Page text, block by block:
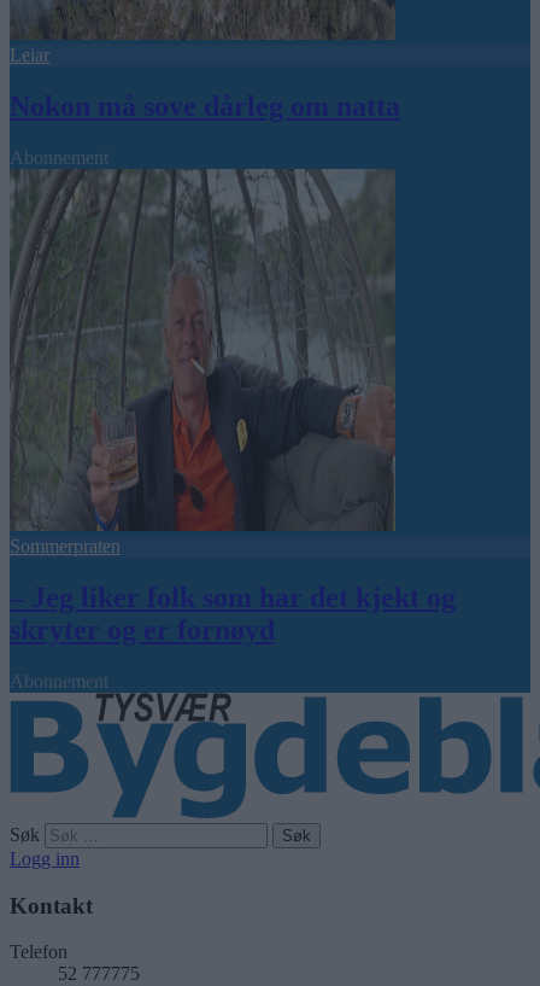
Leiar
Nokon må sove dårleg om natta
Abonnement
Sommerpraten
– Jeg liker folk som har det kjekt og
skryter og er fornøyd
Abonnement
Søk
Logg inn
Kontakt
Telefon
52 777775